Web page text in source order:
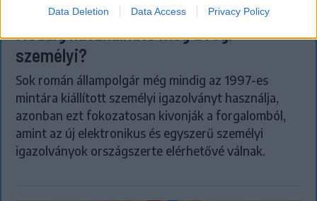
Data Deletion Data Access Privacy Policy
Meddig használható még a régi
személyi?
Sok román állampolgár még mindig az 1997-es
mintára kiállított személyi igazolványt használja,
azonban ezt fokozatosan kivonják a forgalomból,
amint az új elektronikus és egyszerű személyi
igazolványok országszerte elérhetővé válnak.